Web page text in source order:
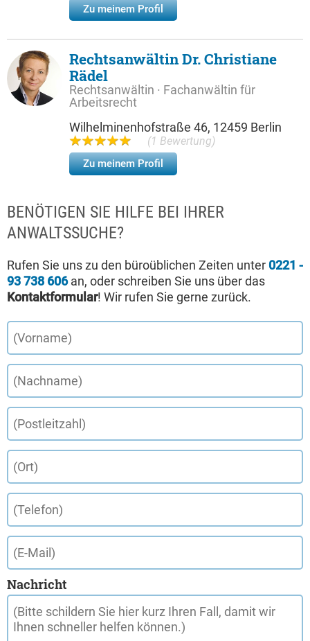
Zu meinem Profil
Rechtsanwältin Dr. Christiane
Rädel
Rechtsanwältin · Fachanwältin für
Arbeitsrecht
Wilhelminenhofstraße 46, 12459 Berlin
(1 Bewertung)
Zu meinem Profil
BENÖTIGEN SIE HILFE BEI IHRER
ANWALTSSUCHE?
Rufen Sie uns zu den büroüblichen Zeiten unter 0221 -
93 738 606an, oder schreiben Sie uns über das
Kontaktformular! Wir rufen Sie gerne zurück.
Nachricht